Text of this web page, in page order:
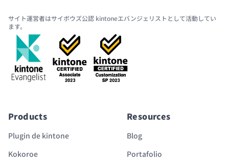
サイト運営者はサイボウズ公認 kintoneエバンジェリストとして活動してい
ます。
Products
Plugin de kintone
Kokoroe
Resources
Blog
Portafolio